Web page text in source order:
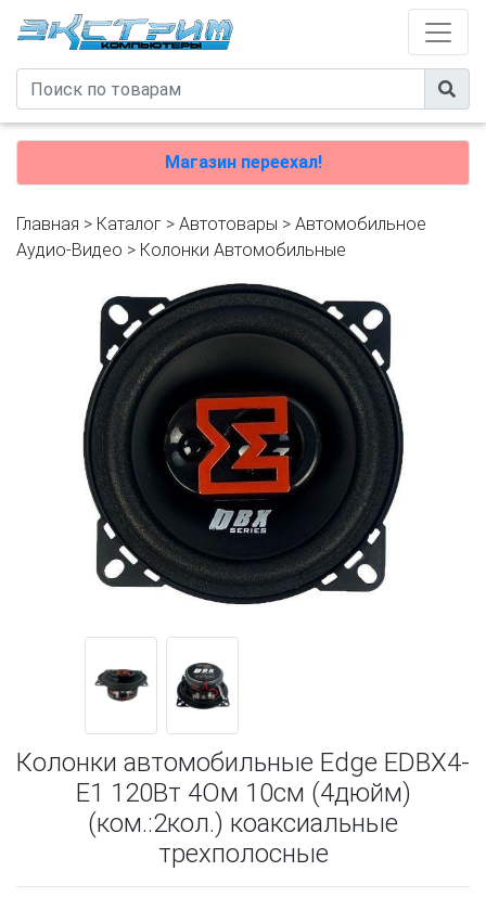
Магазин переехал!
Главная > Каталог > Автотовары > Автомобильное
Аудио-Видео > Колонки Автомобильные
Колонки автомобильные Edge EDBX4-
E1 120Вт 4Ом 10см (4дюйм)
(ком.:2кол.) коаксиальные
трехполосные